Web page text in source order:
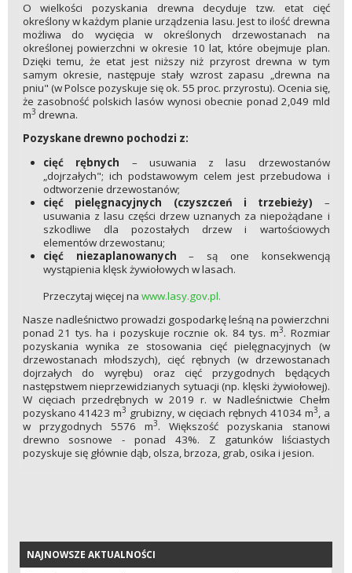
O wielkości pozyskania drewna decyduje tzw. etat cięć
określony w każdym planie urządzenia lasu. Jest to ilość drewna
możliwa do wycięcia w określonych drzewostanach na
określonej powierzchni w okresie 10 lat, które obejmuje plan.
Dzięki temu, że etat jest niższy niż przyrost drewna w tym
samym okresie, następuje stały wzrost zapasu „drewna na
pniu" (w Polsce pozyskuje się ok. 55 proc. przyrostu). Ocenia się,
że zasobność polskich lasów wynosi obecnie ponad 2,049 mld
m3 drewna.
Pozyskane drewno pochodzi z:
cięć rębnych – usuwania z lasu drzewostanów
„dojrzałych"; ich podstawowym celem jest przebudowa i
odtworzenie drzewostanów;
cięć pielęgnacyjnych (czyszczeń i trzebieży) –
usuwania z lasu części drzew uznanych za niepożądane i
szkodliwe dla pozostałych drzew i wartościowych
elementów drzewostanu;
cięć niezaplanowanych – są one konsekwencją
wystąpienia klęsk żywiołowych w lasach.
Przeczytaj więcej nawww.lasy.gov.pl.
Nasze nadleśnictwo prowadzi gospodarkę leśną na powierzchni
ponad 21 tys. ha i pozyskuje rocznie ok. 84 tys. m3. Rozmiar
pozyskania wynika ze stosowania cięć pielęgnacyjnych (w
drzewostanach młodszych), cięć rębnych (w drzewostanach
dojrzałych do wyrębu) oraz cięć przygodnych będących
następstwem nieprzewidzianych sytuacji (np. klęski żywiołowej).
W cięciach przedrębnych w 2019 r. w Nadleśnictwie Chełm
pozyskano 41423 m3 grubizny, w cięciach rębnych 41034 m3, a
w przygodnych 5576 m3. Większość pozyskania stanowi
drewno sosnowe - ponad 43%. Z gatunków liściastych
pozyskuje się głównie dąb, olsza, brzoza, grab, osika i jesion.
NAJNOWSZE AKTUALNOŚCI
NAJNOWSZE AKTUALNOŚCI